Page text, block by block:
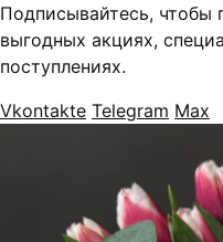
Подписывайтесь, чтобы
выгодных акциях,
поступлениях.
Vkontakte Telegram Max